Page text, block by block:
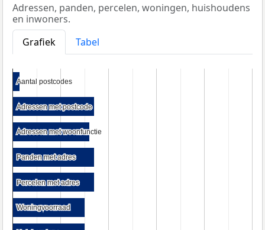
Adressen, panden, percelen, woningen, huishoudens
en inwoners.
Grafiek
Tabel
Aantal postcodes
Aantal postcodes
Adressen met postcode
Adressen met postcode
Adressen met woonfunctie
Adressen met woonfunctie
Panden met adres
Panden met adres
Percelen met adres
Percelen met adres
Woningvoorraad
Woningvoorraad